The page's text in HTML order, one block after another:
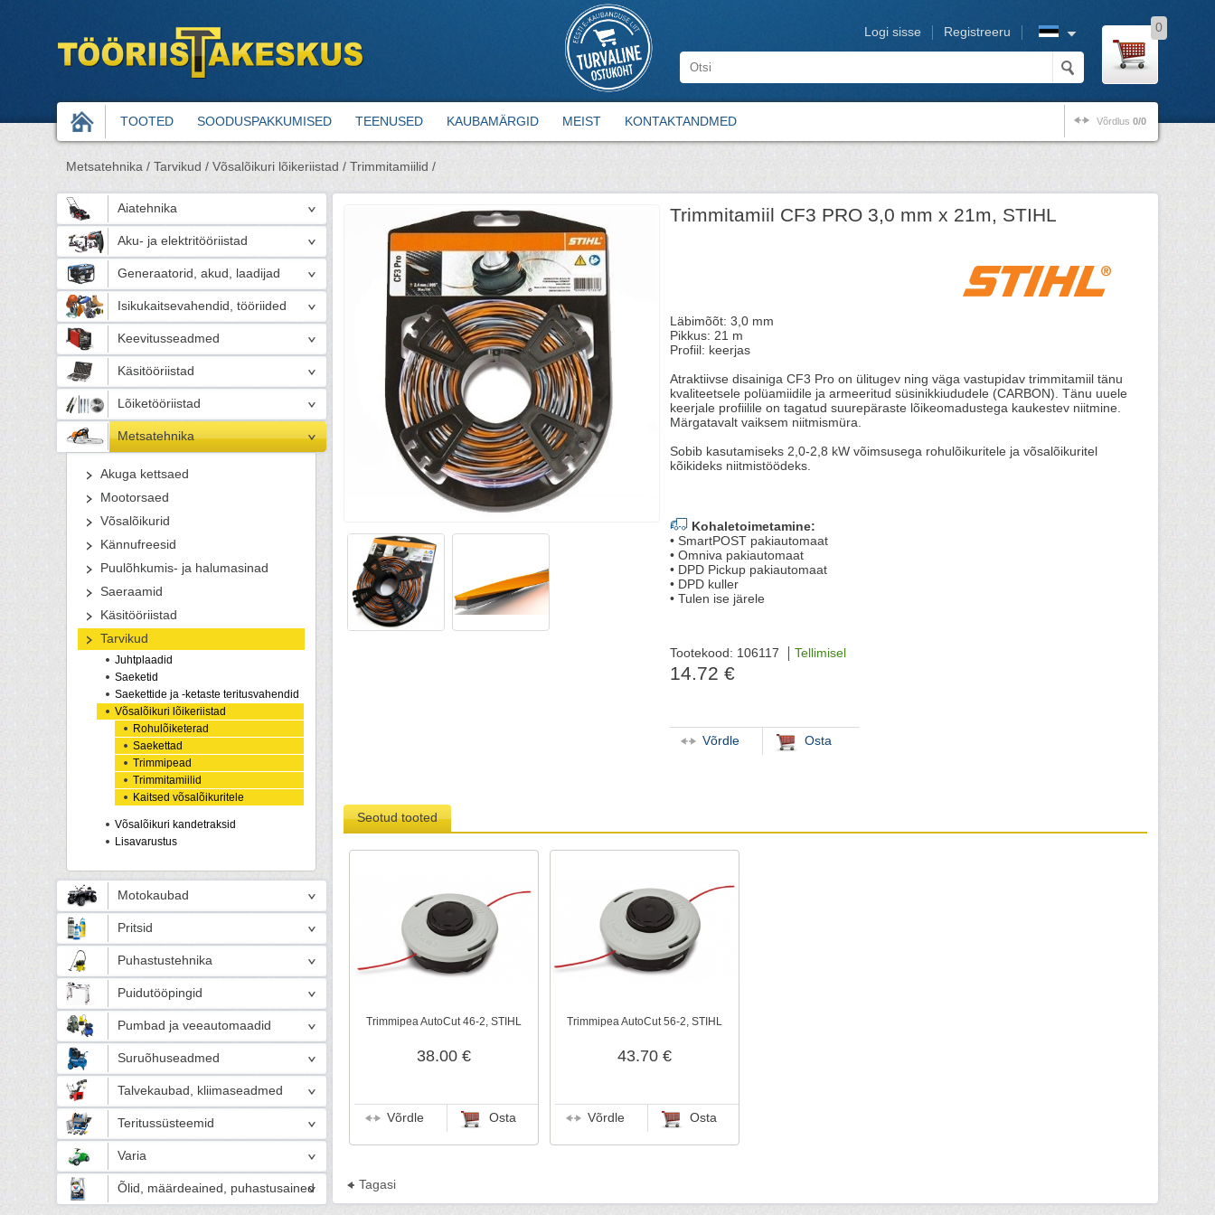
Registreeru
Logi sisse 0
TOOTED SOODUSPAKKUMISED TEENUSED KAUBAMÄRGID MEIST KONTAKTANDMED Võrdlus 0/0
Metsatehnika / Tarvikud / Võsalõikuri lõikeriistad / Trimmitamiilid /
Aiatehnika
Aku- ja elektritööriistad
Generaatorid, akud, laadijad
Isikukaitsevahendid, tööriided
Keevitusseadmed
Käsitööriistad
Lõiketööriistad
Metsatehnika
Akuga kettsaed
Mootorsaed
Võsalõikurid
Kännufreesid
Puulõhkumis- ja halumasinad
Saeraamid
Käsitööriistad
Tarvikud
Juhtplaadid
Saeketid
Saekettide ja -ketaste teritusvahendid
Võsalõikuri lõikeriistad
Rohulõiketerad
Saekettad
Trimmipead
Trimmitamiilid
Kaitsed võsalõikuritele
Võsalõikuri kandetraksid
Lisavarustus
Motokaubad
Pritsid
Puhastustehnika
Puidutööpingid
Pumbad ja veeautomaadid
Suruõhuseadmed
Talvekaubad, kliimaseadmed
Teritussüsteemid
Varia
Õlid, määrdeained, puhastusained
Trimmitamiil CF3 PRO 3,0 mm x 21m, STIHL
Läbimõõt: 3,0 mm
Pikkus: 21 m
Profiil: keerjas
Atraktiivse disainiga CF3 Pro on ülitugev ning väga vastupidav trimmitamiil tänu
kvaliteetsele polüamiidile ja armeeritud süsinikkiududele (CARBON). Tänu uuele
keerjale profiilile on tagatud suurepäraste lõikeomadustega kaukestev niitmine.
Märgatavalt vaiksem niitmismüra.
Sobib kasutamiseks 2,0-2,8 kW võimsusega rohulõikuritele ja võsalõikuritel
kõikideks niitmistöödeks.
Kohaletoimetamine:
• SmartPOST pakiautomaat
• Omniva pakiautomaat
• DPD Pickup pakiautomaat
• DPD kuller
• Tulen ise järele
Tootekood: 106117 Tellimisel
14.72 €
Võrdle Osta
Seotud tooted
Trimmipea AutoCut 46-2, STIHL
38.00 €
Võrdle Osta
Trimmipea AutoCut 56-2, STIHL
43.70 €
Võrdle Osta
Tagasi